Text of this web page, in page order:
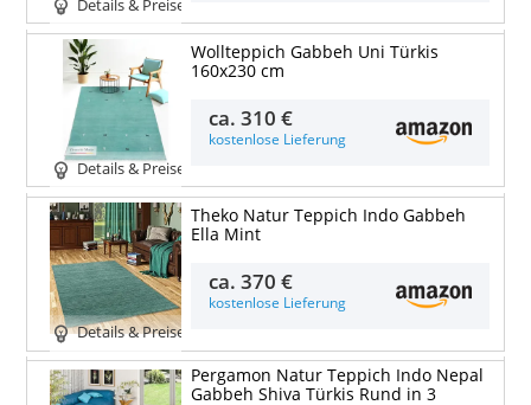
Details & Preise
Details & Preise
Wollteppich Gabbeh Uni Türkis
160x230 cm
ca.310 €
kostenlose Lieferung
Details & Preise
Theko Natur Teppich Indo Gabbeh
Ella Mint
ca.370 €
kostenlose Lieferung
Pergamon Natur Teppich Indo Nepal
Gabbeh Shiva Türkis Rund in 3